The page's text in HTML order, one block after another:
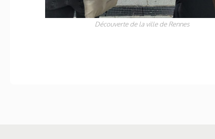
Découverte de la ville de Rennes